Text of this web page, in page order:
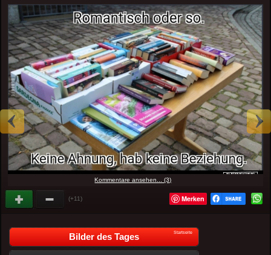
Kommentare ansehen... (3)
(+11) Merken
Bilder des Tages Startseite